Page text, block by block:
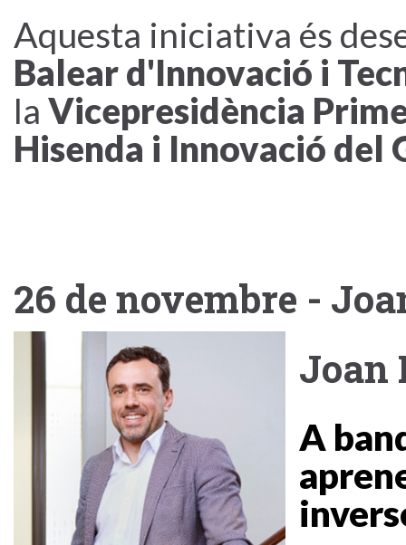
Aquesta iniciativa és
Balear d'Innovació i
la Vicepresidència
Hisenda i Innovació del
26 de novembre -
Joan
A